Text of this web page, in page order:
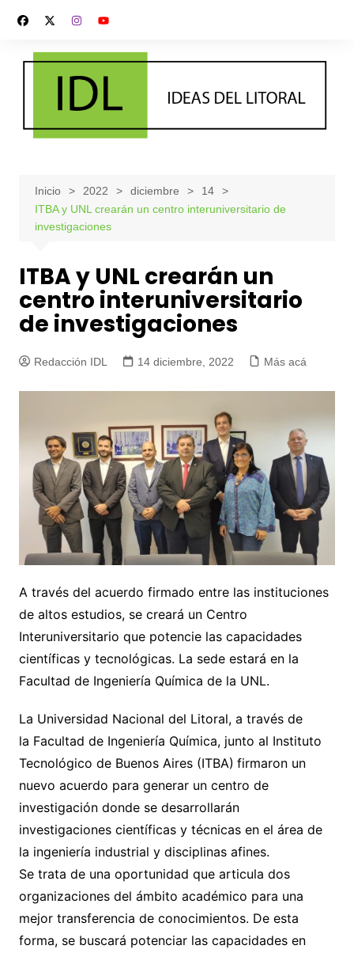
contenido
Inicio 2022 diciembre
14
ITBA y UNL crearán un centro interuniversitario de
investigaciones
ITBA y UNL crearán un
centro interuniversitario
de investigaciones
Redacción IDL 14 diciembre, 2022 Más acá
A través del acuerdo firmado entre las instituciones
de altos estudios, se creará un Centro
Interuniversitario que potencie las capacidades
científicas y tecnológicas. La sede estará en la
Facultad de Ingeniería Química de la UNL.
La Universidad Nacional del Litoral, a través de
la Facultad de Ingeniería Química, junto al Instituto
Tecnológico de Buenos Aires (ITBA) firmaron un
nuevo acuerdo para generar un centro de
investigación donde se desarrollarán
investigaciones científicas y técnicas en el área de
la ingeniería industrial y disciplinas afines.
Se trata de una oportunidad que articula dos
organizaciones del ámbito académico para una
mejor transferencia de conocimientos. De esta
forma, se buscará potenciar las capacidades en